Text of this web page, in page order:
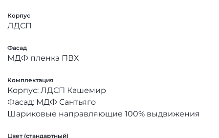
Корпус
ЛДСП
Фасад
МДФ пленка ПВХ
Комплектация
Корпус: ЛДСП Кашемир
Фасад: МДФ Сантьяго
Шариковые направляющие 100% выдвижения
Цвет (стандартный)